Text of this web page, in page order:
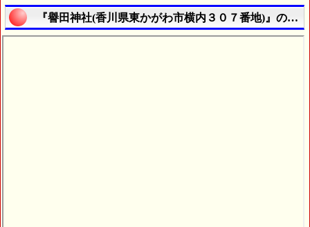
『譽田神社(香川県東かがわ市横内３０７番地)』の航